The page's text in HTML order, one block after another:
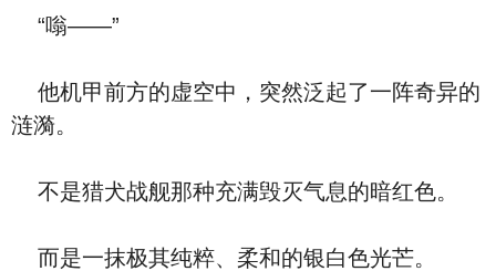
“嗡——”
他机甲前方的虚空中，突然泛起了一阵奇异的
涟漪。
不是猎犬战舰那种充满毁灭气息的暗红色。
而是一抹极其纯粹、柔和的银白色光芒。